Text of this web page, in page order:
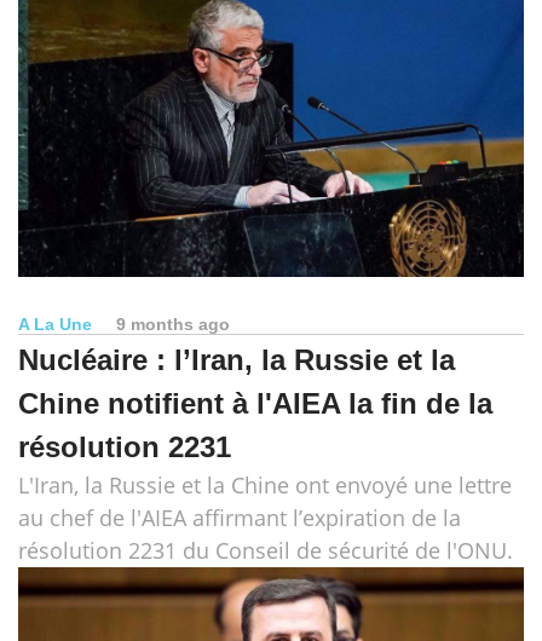
A La Une 9 months ago
Nucléaire : l’Iran, la Russie et la
Chine notifient à l'AIEA la fin de la
résolution 2231
L'Iran, la Russie et la Chine ont envoyé une lettre
au chef de l'AIEA affirmant l’expiration de la
résolution 2231 du Conseil de sécurité de l'ONU.